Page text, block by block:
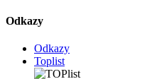
Odkazy
Odkazy
Toplist